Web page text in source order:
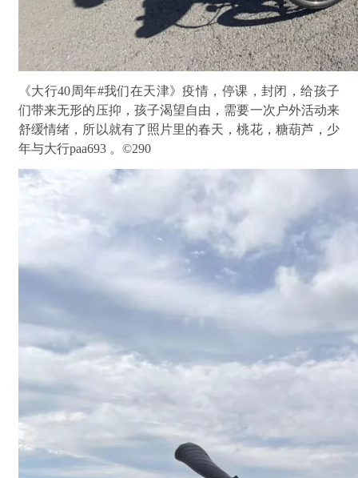
《大行40周年#我们在天津》疫情，停课，封闭，给孩子
们带来无形的压抑，孩子渴望自由，需要一次户外活动来
舒缓情绪，所以就有了照片里的春天，桃花，糖葫芦，少
年与大行paa693 。©290